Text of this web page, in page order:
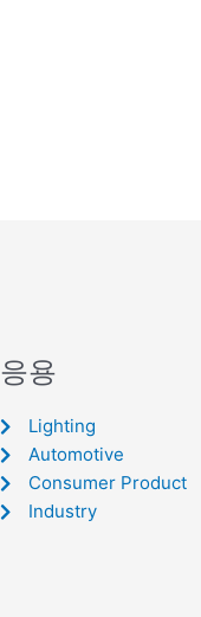
응용
Lighting
Automotive
Consumer Product
Industry